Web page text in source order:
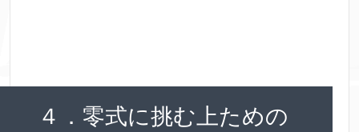
４．零式に挑む上ための